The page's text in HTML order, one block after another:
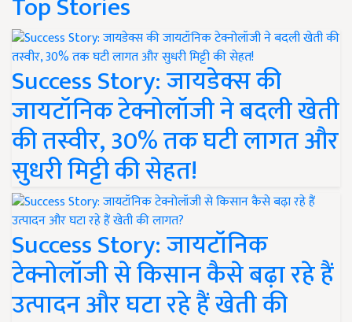
Success Story: जायडेक्स की
जायटॉनिक टेक्नोलॉजी ने बदली खेती
की तस्वीर, 30% तक घटी लागत और
सुधरी मिट्टी की सेहत!
Success Story: जायटॉनिक
टेक्नोलॉजी से किसान कैसे बढ़ा रहे हैं
उत्पादन और घटा रहे हैं खेती की